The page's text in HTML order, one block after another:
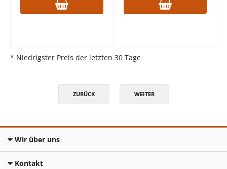
* Niedrigster Preis der letzten 30 Tage
ZURÜCK WEITER
Wir über uns
Kontakt